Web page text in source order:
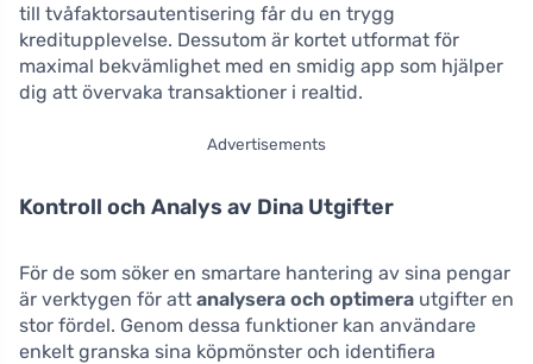
till tvåfaktorsautentisering får du en trygg
kreditupplevelse. Dessutom är kortet utformat för
maximal bekvämlighet med en smidig app som hjälper
dig att övervaka transaktioner i realtid.
Advertisements
Kontroll och Analys av Dina Utgifter
För de som söker en smartare hantering av sina pengar
är verktygen för att analysera och optimera utgifter en
stor fördel. Genom dessa funktioner kan användare
enkelt granska sina köpmönster och identifiera